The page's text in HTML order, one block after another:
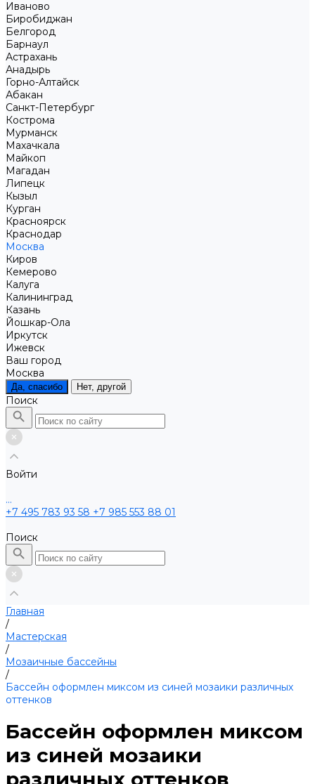
Иваново
Биробиджан
Белгород
Барнаул
Астрахань
Анадырь
Горно-Алтайск
Абакан
Санкт-Петербург
Кострома
Мурманск
Махачкала
Майкоп
Магадан
Липецк
Кызыл
Курган
Красноярск
Краснодар
Москва
Киров
Кемерово
Калуга
Калининград
Казань
Йошкар-Ола
Иркутск
Ижевск
Ваш город
Москва
Да, спасибо Нет, другой
Поиск
Войти
...
+7 495 783 93 58 +7 985 553 88 01
Поиск
Главная
/
Мастерская
/
Мозаичные бассейны
/
Бассейн оформлен миксом из синей мозаики различных
оттенков
Бассейн оформлен миксом
из синей мозаики
различных оттенков